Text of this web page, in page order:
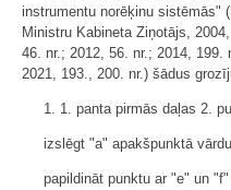
instrumentu norēķinu sistēmās"
Ministru Kabineta Ziņotājs,
46. nr.; 2012, 56. nr.; 2014, 199.
2021, 193., 200. nr.) šādus
1. 1. panta pirmās daļas 2.
izslēgt "a" apakšpunktā
papildināt punktu ar "e" un